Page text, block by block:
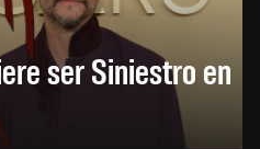
ser Siniestro en